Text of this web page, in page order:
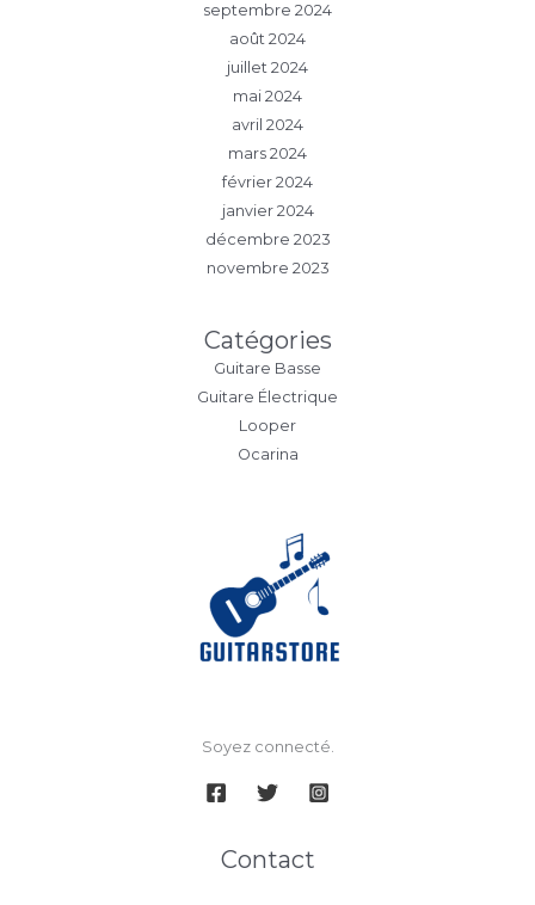
septembre 2024
août 2024
juillet 2024
mai 2024
avril 2024
mars 2024
février 2024
janvier 2024
décembre 2023
novembre 2023
Catégories
Guitare Basse
Guitare Électrique
Looper
Ocarina
Soyez connecté.
Contact